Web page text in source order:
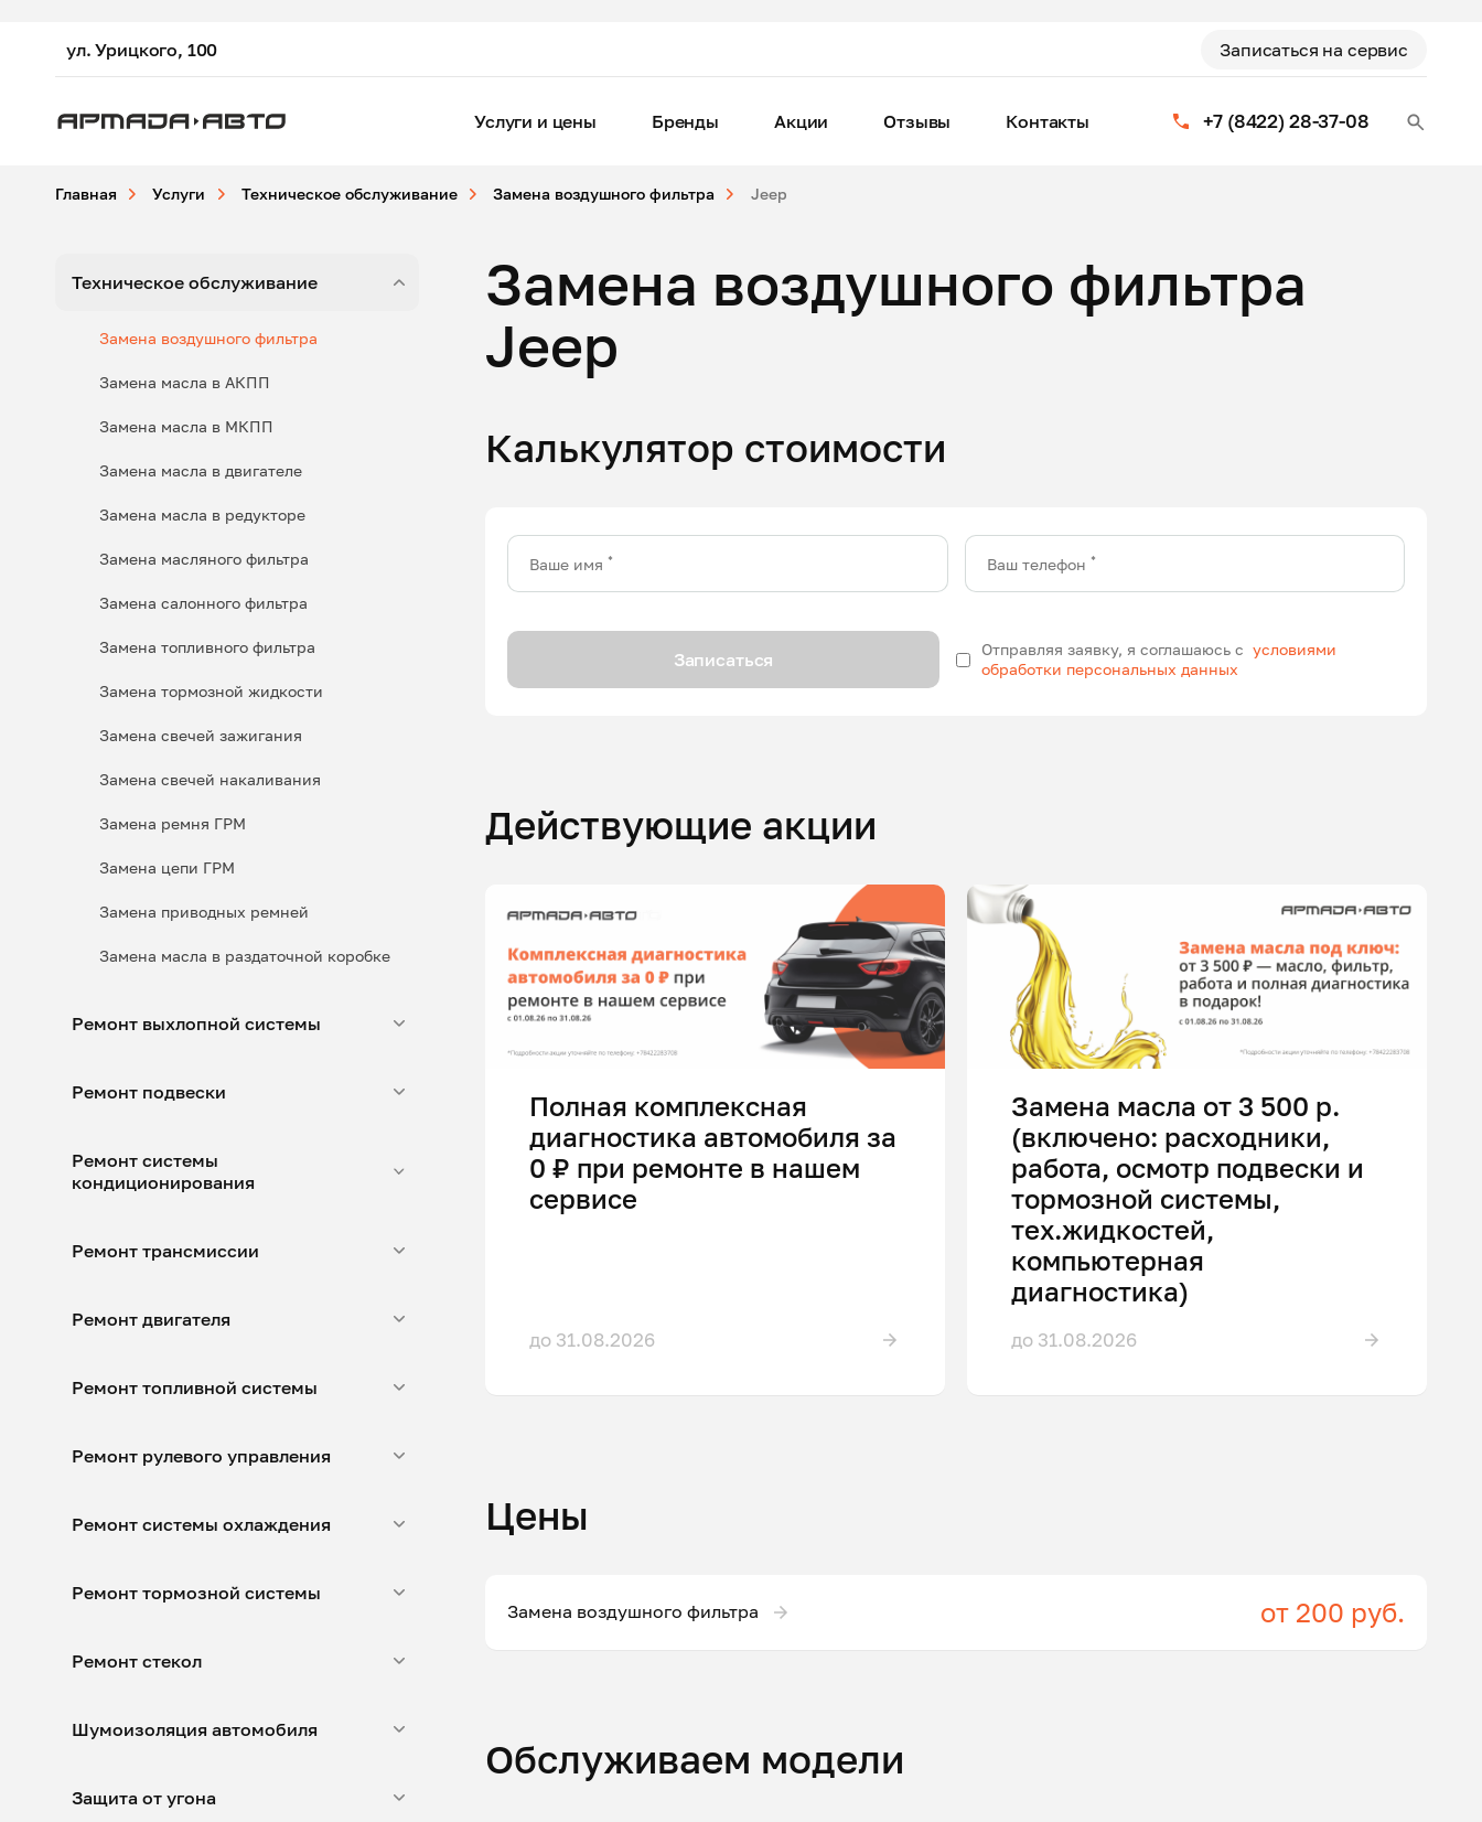
ул. Урицкого, 100 Записаться на сервис
+7 (8422) 28-37-08
Услуги и цены Бренды Акции Отзывы Контакты
Главная Услуги Техническое обслуживание Замена воздушного фильтра Jeep
Техническое обслуживание
Замена воздушного фильтра
Замена масла в АКПП
Замена масла в МКПП
Замена масла в двигателе
Замена масла в редукторе
Замена масляного фильтра
Замена салонного фильтра
Замена топливного фильтра
Замена тормозной жидкости
Замена свечей зажигания
Замена свечей накаливания
Замена ремня ГРМ
Замена цепи ГРМ
Замена приводных ремней
Замена масла в раздаточной коробке
Ремонт выхлопной системы
Ремонт подвески
Ремонт системы
кондиционирования
Ремонт трансмиссии
Ремонт двигателя
Ремонт топливной системы
Ремонт рулевого управления
Ремонт системы охлаждения
Ремонт тормозной системы
Ремонт стекол
Шумоизоляция автомобиля
Защита от угона
Замена воздушного фильтра
Jeep
Калькулятор стоимости
Ваше имя * Ваш телефон *
Записаться Отправляя заявку, я соглашаюсь с условиями
обработки персональных данных
Действующие акции
Полная комплексная
диагностика автомобиля за
0 ₽ при ремонте в нашем
сервисе
до 31.08.2026
Замена масла от 3 500 р.
(включено: расходники,
работа, осмотр подвески и
тормозной системы,
тех.жидкостей,
компьютерная
диагностика)
до 31.08.2026
Цены
Замена воздушного фильтра от 200 руб.
Обслуживаем модели